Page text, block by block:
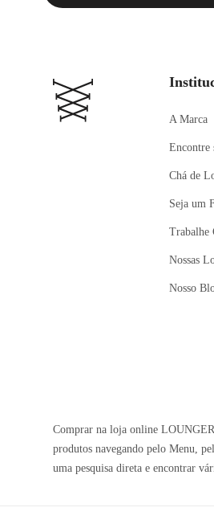
A Marca
Encontre
Chá de
Seja um
Trabalhe
Nossas
Nosso
Comprar na loja online
produtos navegando pelo Menu,
uma pesquisa direta e encontrar